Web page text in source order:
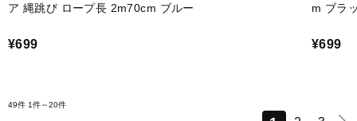
ア 縄跳び ロープ長 2m70cm ブルー
¥699
m ブラ
¥699
49件 1件～20件